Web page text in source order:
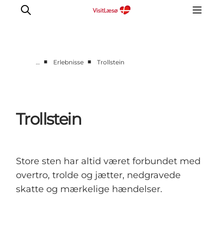
Erfahrungen
Planen Sie Ihre Reise
Restaurants
… ■ Erlebnisse ■ Trollstein
Trollstein
Store sten har altid været forbundet med
overtro, trolde og jætter, nedgravede
skatte og mærkelige hændelser.